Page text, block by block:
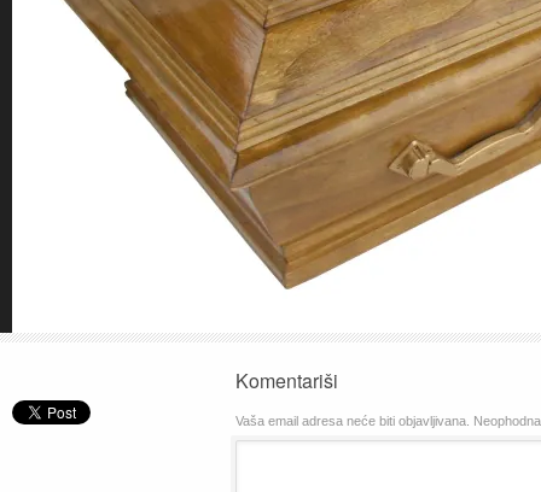
Komentariši
Vaša email adresa neće biti objavljivana.